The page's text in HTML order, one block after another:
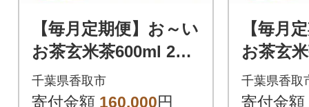
【毎月定期便】お～い
お茶玄米茶600ml 24
本(ケース)伊藤園全12
回
千葉県香取市
寄付金額 160,000円
【毎月
お茶玄
本(ケー
回
千葉県香取
寄付金額